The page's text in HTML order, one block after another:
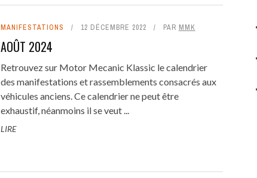
MANIFESTATIONS 12 DÉCEMBRE 2022 PAR MMK
AOÛT 2024
Retrouvez sur Motor Mecanic Klassic le calendrier
des manifestations et rassemblements consacrés aux
véhicules anciens. Ce calendrier ne peut être
exhaustif, néanmoins il se veut ...
LIRE